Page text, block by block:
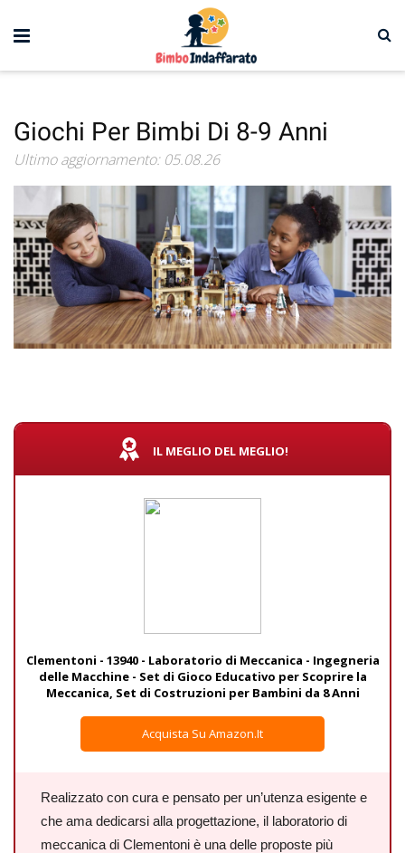
Giochi Per Bimbi Di 8-9 Anni
Ultimo aggiornamento: 05.08.26
IL MEGLIO DEL MEGLIO!
Clementoni - 13940 - Laboratorio di Meccanica - Ingegneria
delle Macchine - Set di Gioco Educativo per Scoprire la
Meccanica, Set di Costruzioni per Bambini da 8 Anni
Acquista Su Amazon.it
Realizzato con cura e pensato per un’utenza esigente e
che ama dedicarsi alla progettazione, il laboratorio di
meccanica di Clementoni è una delle proposte più